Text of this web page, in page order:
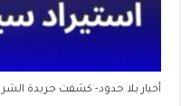
أخبار بلا حدود- كشفت جريدة